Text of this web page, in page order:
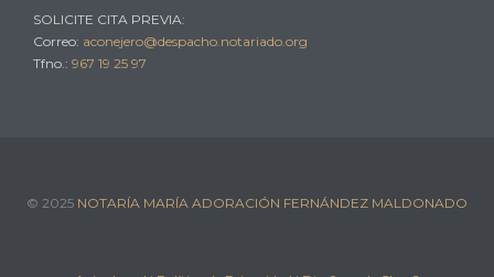
SOLICITE CITA PREVIA:
Correo: aconejero@despacho.notariado.org
Tfno.: 967 19 25 97
© 2025 NOTARÍA MARÍA ADORACIÓN FERNÁNDEZ MALDONADO